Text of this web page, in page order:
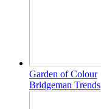
Garden of Colour
Bridgeman Trends